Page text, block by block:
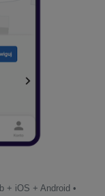
+ iOS + Android •